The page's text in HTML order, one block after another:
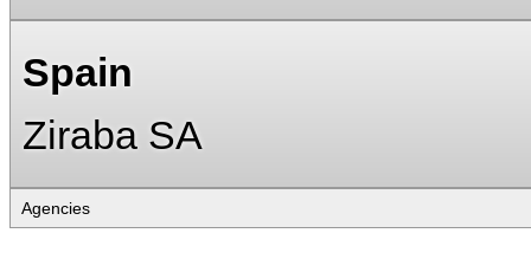
Spain
Ziraba SA